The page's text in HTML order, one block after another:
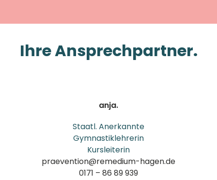
Ihre Ansprechpartner.
anja.
Staatl. Anerkannte
Gymnastiklehrerin
Kursleiterin
praevention@remedium-hagen.de
0171 – 86 89 939